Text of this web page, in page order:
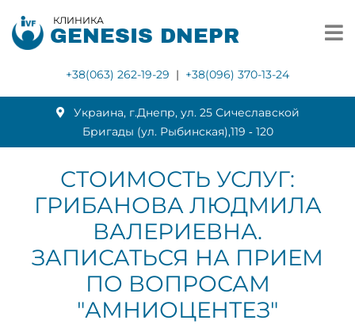
КЛИНИКА
GENESIS DNEPR
+38(063) 262-19-29 | +38(096) 370-13-24
Украина, г.Днепр, ул. 25 Сичеславской
Бригады (ул. Рыбинская),119 ‑ 120
СТОИМОСТЬ УСЛУГ:
ГРИБАНОВА ЛЮДМИЛА
ВАЛЕРИЕВНА.
ЗАПИСАТЬСЯ НА ПРИЕМ
ПО ВОПРОСАМ
"АМНИОЦЕНТЕЗ"